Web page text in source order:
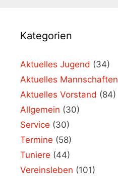
Kategorien
Aktuelles Jugend (34)
Aktuelles Mannschaften
Aktuelles Vorstand (84)
Allgemein (30)
Service (30)
Termine (58)
Tuniere (44)
Vereinsleben (101)